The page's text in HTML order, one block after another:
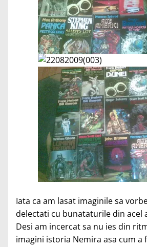
Iata ca am lasat imaginile sa
delectati cu bunataturile din acel
Desi am incercat sa nu ies din
imagini istoria Nemira asa cum